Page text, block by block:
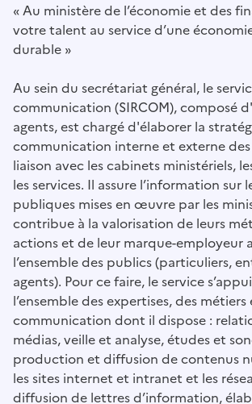
« Au ministère de l’économie et des
votre talent au service d’une
durable »
Au sein du secrétariat général, le
communication (SIRCOM), composé
agents, est chargé d'élaborer la
communication interne et externe
liaison avec les cabinets ministériels,
les services. Il assure l’information sur
publiques mises en œuvre par les
contribue à la valorisation de leurs
actions et de leur marque-employeur
l’ensemble des publics (particuliers,
agents). Pour ce faire, le service
l’ensemble des expertises, des
communication dont il dispose :
médias, veille et analyse, études et
production et diffusion de contenus
les sites internet et intranet et les
diffusion de lettres d’information,